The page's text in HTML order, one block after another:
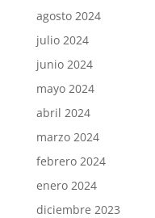
agosto 2024
julio 2024
junio 2024
mayo 2024
abril 2024
marzo 2024
febrero 2024
enero 2024
diciembre 2023